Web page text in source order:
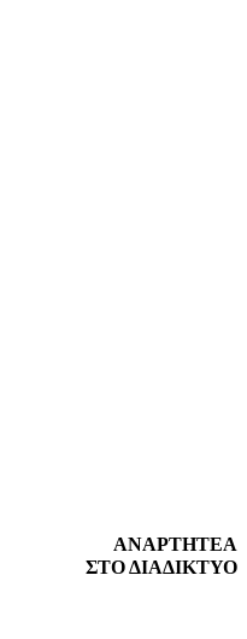
ΑΝΑΡΤΗΤΕΑ
ΣΤΟ ΔΙΑΔΙΚΤΥΟ